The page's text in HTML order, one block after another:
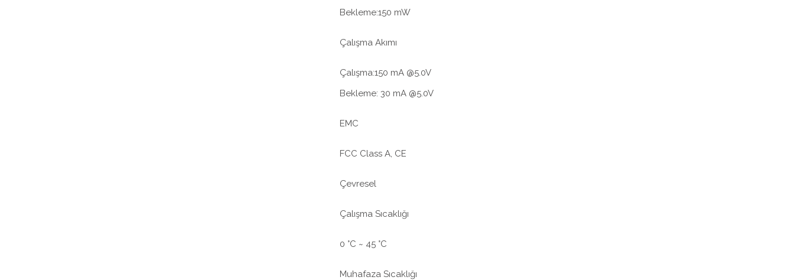
Bekleme:150 mW
Çalışma Akımı
Çalışma:150 mA @5.0V
Bekleme: 30 mA @5.0V
EMC
FCC Class A, CE
Çevresel
Çalışma Sıcaklığı
0 °C ~ 45 °C
Muhafaza Sıcaklığı